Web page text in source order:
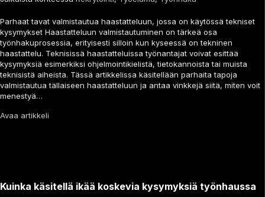
Parhaat tavat valmistautua haastatteluun, jossa on käytössä tekniset
kysymykset Haastatteluun valmistautuminen on tärkeä osa
työnhakuprosessia, erityisesti silloin kun kyseessä on tekninen
haastattelu. Teknisissä haastatteluissa työnantajat voivat esittää
kysymyksiä esimerkiksi ohjelmointikielistä, tietokannoista tai muista
teknisistä aiheista. Tässä artikkelissa käsitellään parhaita tapoja
valmistautua tällaiseen haastatteluun ja antaa vinkkejä siitä, miten voit
menestyä…
Avaa artikkeli
Kuinka käsitellä ikää koskevia kysymyksiä työnhaussa